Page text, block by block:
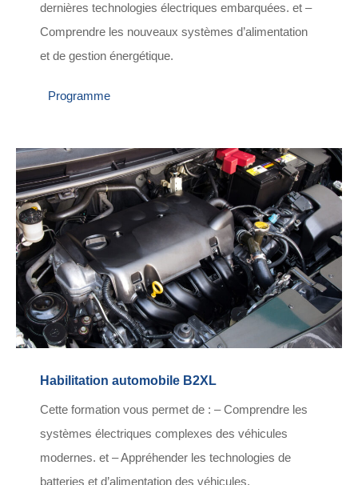
dernières technologies électriques embarquées. et –
Comprendre les nouveaux systèmes d’alimentation
et de gestion énergétique.
Programme
Habilitation automobile B2XL
Cette formation vous permet de : – Comprendre les
systèmes électriques complexes des véhicules
modernes. et – Appréhender les technologies de
batteries et d’alimentation des véhicules.